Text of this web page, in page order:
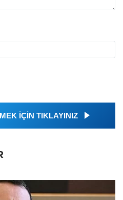
İÇİN TIKLAYINIZ